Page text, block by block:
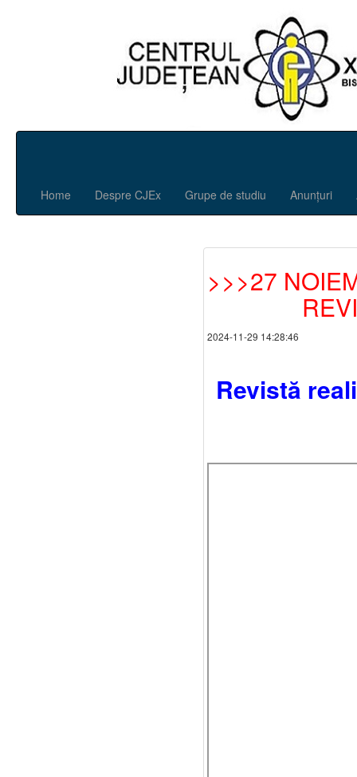
Home Despre CJEx Grupe de studiu Anunțuri
>>>27
2024-11-29 14:28:46
Revistă